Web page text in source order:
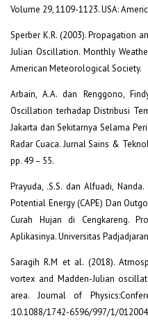
Volume 29, 1109-1123. USA:
Sperber K.R. (2003). Propagation
Julian Oscillation. Monthly
American Meteorological Society.
Arbain, A.A. dan Renggono,
Oscillation terhadap Distribusi
Jakarta dan Sekitarnya Selama
Radar Cuaca. Jurnal Sains &
pp. 49 – 55.
Prayuda, .S.S. dan Alfuadi,
Potential Energy (CAPE) Dan
Curah Hujan di Cengkareng.
Aplikasinya. Universitas
Saragih R.M et al. (2018).
vortex and Madden-Julian
area. Journal of
:10.1088/1742-6596/997/1/